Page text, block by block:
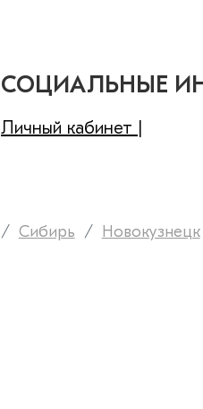
СОЦИАЛЬНЫЕ
Личный кабинет |
Сибирь Новокузнецк